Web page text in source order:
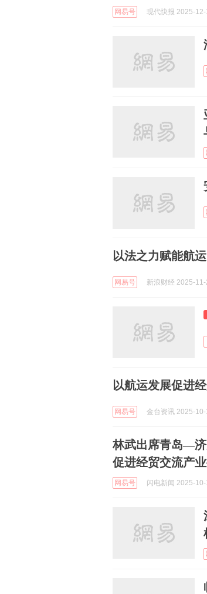
网易号 现代快报 2025-12-
以法之力赋能航
网易号 新浪财经 2025-11-
以航运发展促进
网易号 金台资讯 2025-10-
林武出席青岛—济
促进经贸交流产
网易号 闪电新闻 2025-10-